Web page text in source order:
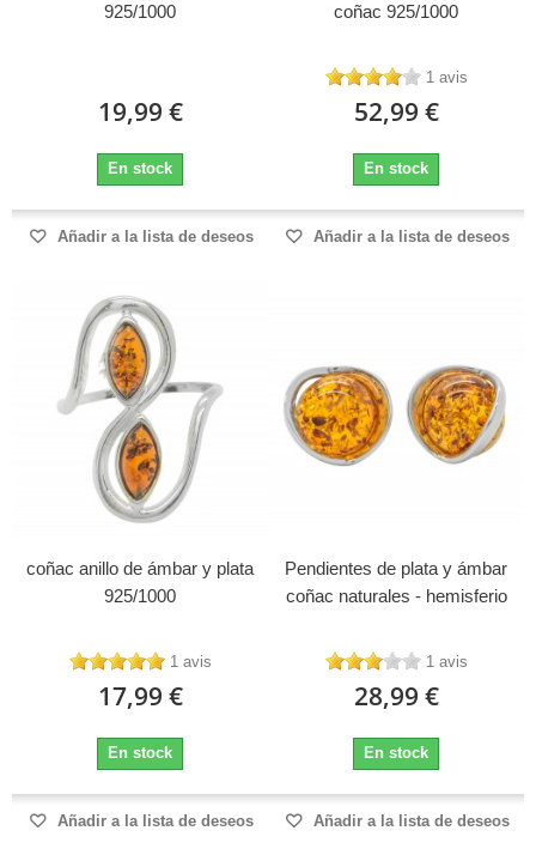
925/1000
19,99 €
En stock
Añadir a la lista de deseos
coñac 925/1000
1 avis
52,99 €
En stock
Añadir a la lista de deseos
coñac anillo de ámbar y plata
925/1000
1 avis
17,99 €
En stock
Añadir a la lista de deseos
Pendientes de plata y ámbar
coñac naturales - hemisferio
1 avis
28,99 €
En stock
Añadir a la lista de deseos